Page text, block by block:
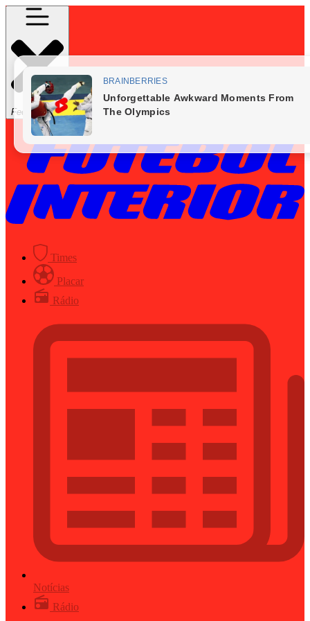
Fechar Menu
Times
Placar
Rádio
Notícias
Rádio